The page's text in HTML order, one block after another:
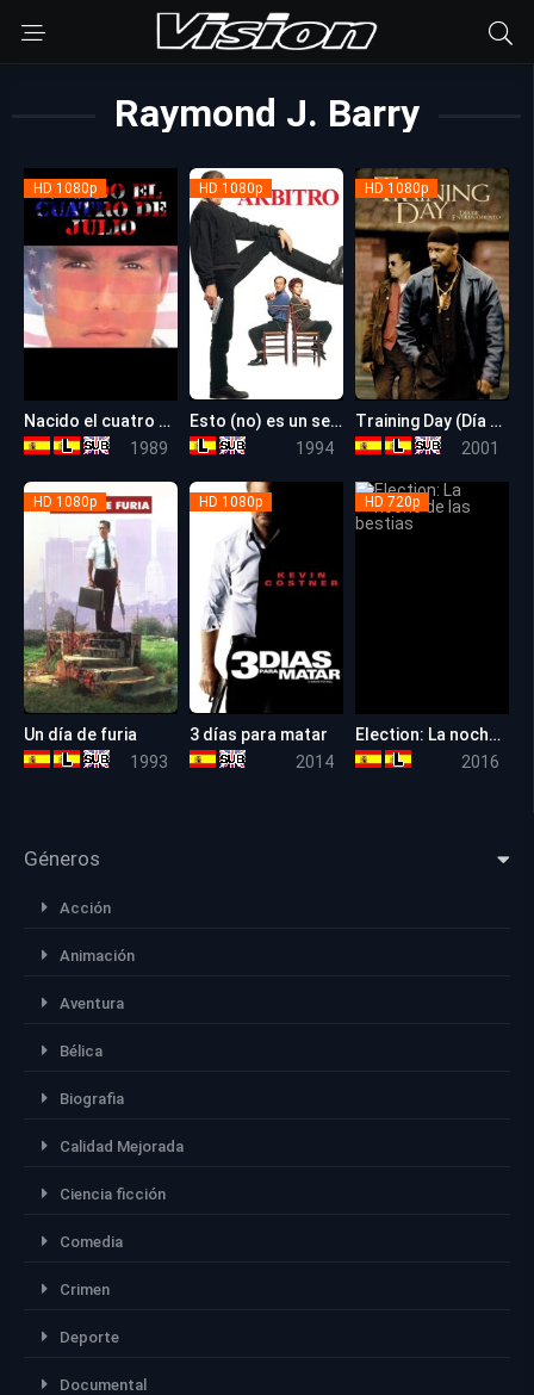
Raymond J. Barry
HD 1080p
Nacido el cuatro de julio
1989
HD 1080p
Esto (no) es un secuestro (The Ref)
1994
HD 1080p
Training Day (Día de entrenamiento)
2001
HD 1080p
Un día de furia
1993
HD 1080p
3 días para matar
2014
HD 720p
Election: La noche de las bestias
2016
Géneros
Acción
Animación
Aventura
Bélica
Biografia
Calidad Mejorada
Ciencia ficción
Comedia
Crimen
Deporte
Documental